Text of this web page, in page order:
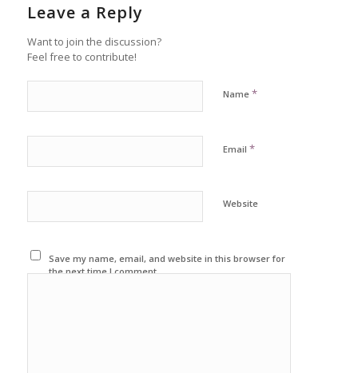
Leave a Reply
Want to join the discussion?
Feel free to contribute!
Name *
Email *
Website
Save my name, email, and website in this browser for
the next time I comment.